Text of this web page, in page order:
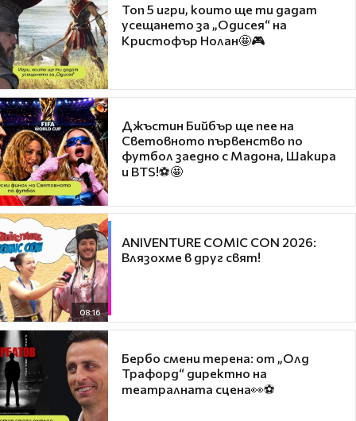
Топ 5 игри, които ще ти дадат
усещането за „Одисея“ на
Кристофър Нолан🤩🎮
Джъстин Бийбър ще пее на
Световното първенство по
футбол заедно с Мадона, Шакира
и BTS!⚽🤩
08:16
ANIVENTURE COMIC CON 2026:
Влязохме в друг свят!
Бербо смени терена: от „Олд
Трафорд“ директно на
театралната сцена👀⚽